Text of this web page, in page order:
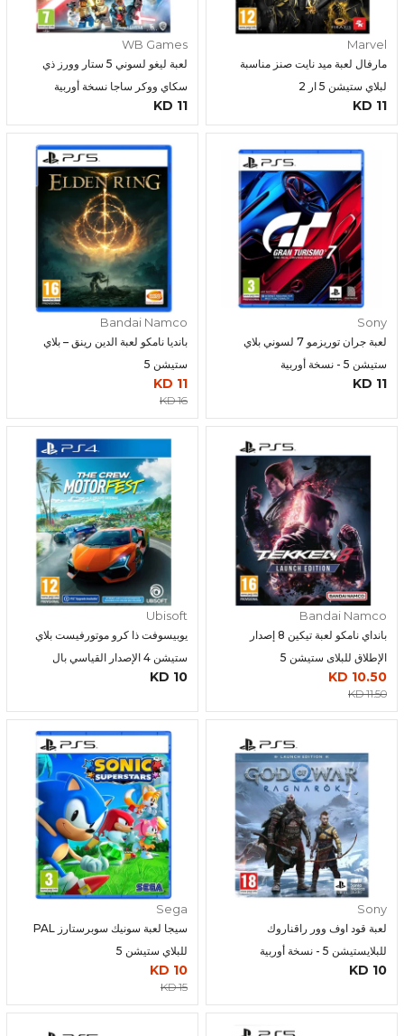
مارفال لعبة ميد نايت صنز مناسبة
لبلاي ستيشن 5 ار 2
Marvel
11 KD
لعبة ليغو لسوني 5 ستار وورز ذي
سكاي ووكر ساجا نسخة أوربية
WB Games
11 KD
لعبة جران توريزمو 7 لسوني بلاي
ستيشن 5 - نسخة أوربية
Sony
11 KD
بانديا نامكو لعبة الدين رينق – بلاي
ستيشن 5
Bandai Namco
11 KD
16 KD
بانداي نامكو لعبة تيكين 8 إصدار
الإطلاق للبلاى ستيشن 5
Bandai Namco
10.50 KD
11.50 KD
يوبيسوفت ذا كرو موتورفيست بلاي
ستيشن 4 الإصدار القياسي بال
Ubisoft
10 KD
لعبة قود اوف وور راقناروك
للبلايستيشن 5 - نسخة أوربية
Sony
10 KD
سيجا لعبة سونيك سوبرستارز PAL
للبلاي ستيشن 5
Sega
10 KD
15 KD